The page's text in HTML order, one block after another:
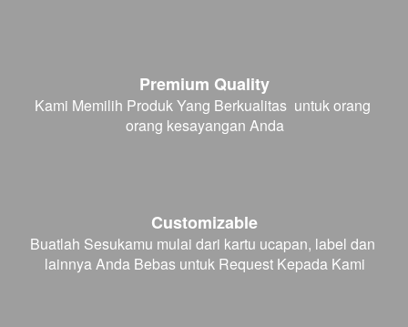
Premium Quality
Kami Memilih Produk Yang Berkualitas  untuk orang
orang kesayangan Anda
Customizable
Buatlah Sesukamu mulai dari kartu ucapan, label dan
lainnya Anda Bebas untuk Request Kepada Kami